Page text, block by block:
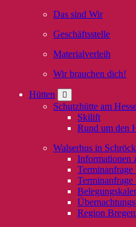
Das sind Wir
Geschäftsstelle
Materialverleih
Wir brauchen dich!
Hütten
Schutzhütte am
Skilift
Rund um den
Walserhus in
Informationen
Terminanfrage
Terminanfrage
Region